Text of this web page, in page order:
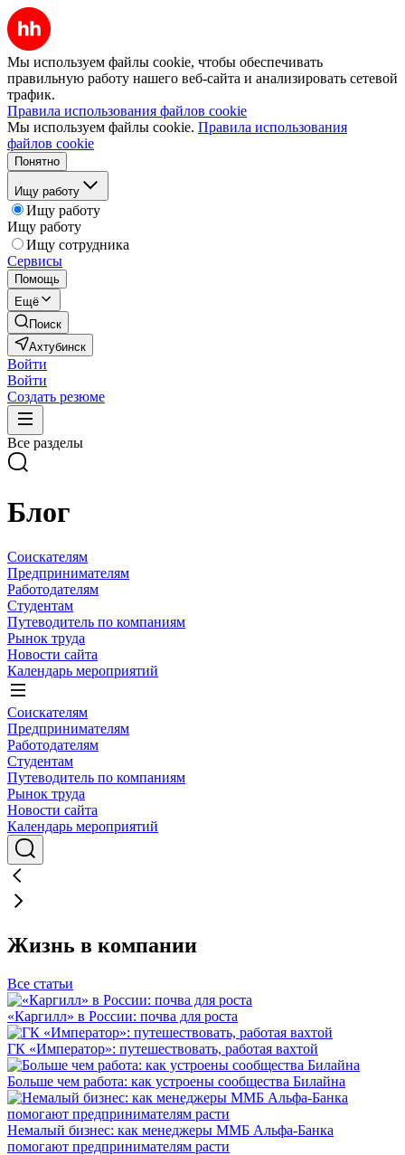
Мы используем файлы cookie, чтобы обеспечивать
правильную работу нашего веб-сайта и анализировать сетевой
трафик.
Правила использования файлов cookie
Мы используем файлы cookie. Правила использования
файлов cookie
Понятно
Ищу работу
Ищу работу
Ищу работу
Ищу сотрудника
Сервисы
Помощь
Ещё
Поиск
Ахтубинск
Войти
Войти
Создать резюме
Все разделы
Блог
Соискателям
Предпринимателям
Работодателям
Студентам
Путеводитель по компаниям
Рынок труда
Новости сайта
Календарь мероприятий
Соискателям
Предпринимателям
Работодателям
Студентам
Путеводитель по компаниям
Рынок труда
Новости сайта
Календарь мероприятий
Жизнь в компании
Все статьи
«Каргилл» в России: почва для роста
ГК «Император»: путешествовать, работая вахтой
Больше чем работа: как устроены сообщества Билайна
Немалый бизнес: как менеджеры ММБ Альфа-Банка
помогают предпринимателям расти